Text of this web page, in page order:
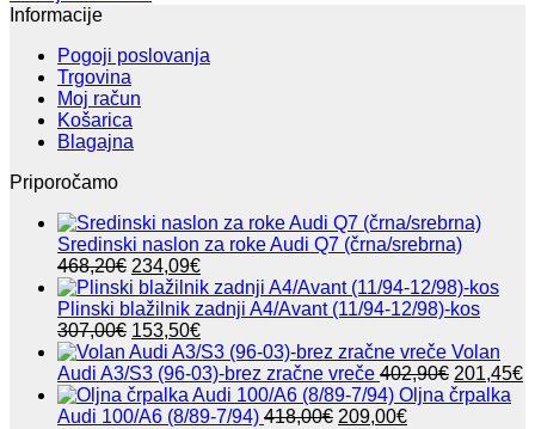
Informacije
Pogoji poslovanja
Trgovina
Moj račun
Košarica
Blagajna
Priporočamo
Sredinski naslon za roke Audi Q7 (črna/srebrna)
468,20€ Izvirna
cena
je
bila:
468,20€.
234,09€Trenutna
cena
je:
234,09€.
Plinski blažilnik zadnji A4/Avant (11/94-12/98)-kos
307,00€ Izvirna
cena
je
bila:
307,00€.
153,50€Trenutna
cena
je:
153,50€.
Volan
Audi A3/S3 (96-03)-brez zračne vreče 402,90€ Izvirna
cena
201,45€
Oljna črpalka
Audi 100/A6 (8/89-7/94) 418,00€ Izvirna
209,00€Trenutna